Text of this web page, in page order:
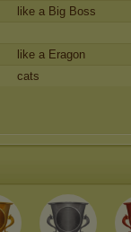
like a Big Boss
like a Eragon
cats